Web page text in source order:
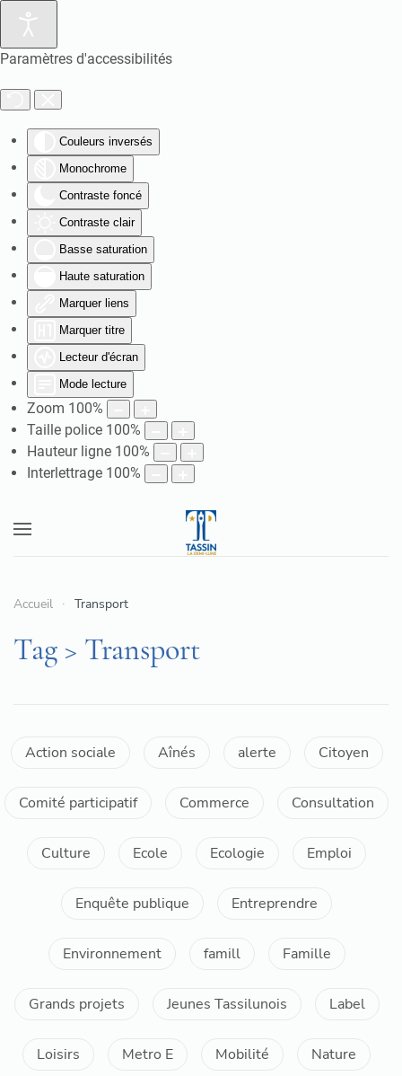
Paramètres d'accessibilités
Couleurs inversés
Monochrome
Contraste foncé
Contraste clair
Basse saturation
Haute saturation
Marquer liens
Marquer titre
Lecteur d'écran
Mode lecture
Zoom 100%
Taille police 100%
Hauteur ligne 100%
Interlettrage 100%
Accueil Transport
Tag > Transport
Action sociale Aînés alerte Citoyen
Comité participatif Commerce Consultation
Culture Ecole Ecologie Emploi
Enquête publique Entreprendre
Environnement famill Famille
Grands projets Jeunes Tassilunois Label
Loisirs Metro E Mobilité Nature